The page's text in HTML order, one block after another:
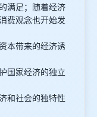
满足；随着经济
费观念也开始发
本带来的经济诱
国家经济的独立
和社会的独特性